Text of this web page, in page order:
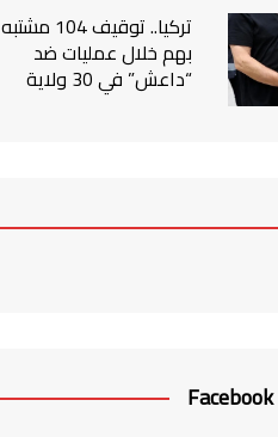
تركيا.. توقيف 104 مشتبه
بهم خلال عمليات ضد
“داعش” في 30 ولاية